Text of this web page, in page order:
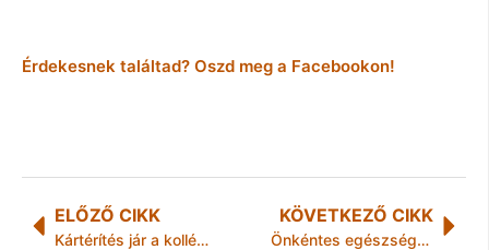
Érdekesnek találtad? Oszd meg a Facebookon!
ELŐZŐ CIKK
Kártérítés jár a kollégái mellett kiálló, ezért kirúgott Szert Boglárkának
KÖVETKEZŐ CIKK
Önkéntes egészségnap a Miskolci Autista Alapítványnál